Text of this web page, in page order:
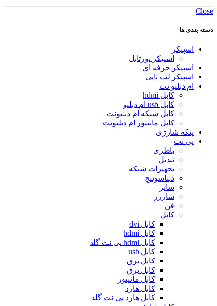
Close
دسته بندی ها
اسپیکر
اسپیکر پورتابل
اسپیکر حرفه ای
اسپیکر لپ تاپی
ام دبلیو نت
کابل hdmi
کابل usb ام دبلیو
کابل شبکه ام دبلیونت
کابل مانیتور ام دبلیونت
پنکه شارژی
پی نت
باطری
تبدیل
تجهیزات شبکه
دیتاسوئیچ
سایر
شارژر
فن
کابل
کابل dvi
کابل hdmi
کابل hdmi پی نت گلد
کابل usb
کابل برق
کابل برق
کابل مانیتور
کابل هارد
کابل هارد پی نت گلد